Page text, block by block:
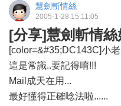
慧劍斬情絲
2005-1-28 15:11:05
[分享]慧劍斬情
[color=&#35;DC143C]小
這是常識..要記得唷!!!
Mail成天在用...
最好懂得正確唸法啦......